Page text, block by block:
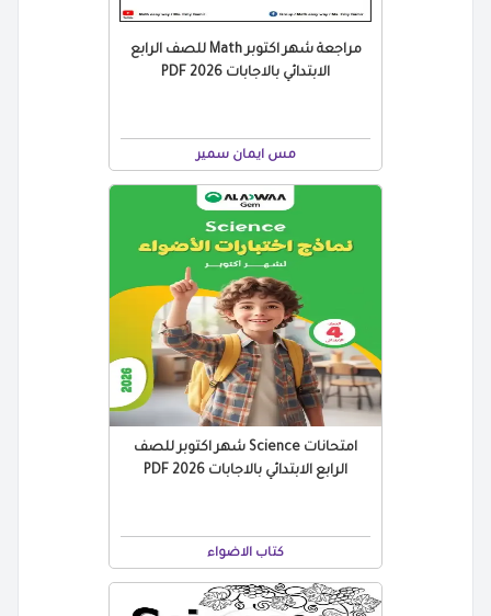
مراجعة شهر اكتوبر Math للصف الرابع
الابتدائي بالاجابات 2026 PDF
مس ايمان سمير
امتحانات Science شهر اكتوبر للصف
الرابع الابتدائي بالاجابات 2026 PDF
كتاب الاضواء